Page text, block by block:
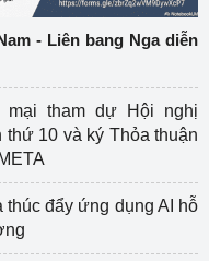
- Liên bang Nga diễn
tham dự Hội nghị
10 và ký Thỏa thuận
đẩy ứng dụng AI hỗ